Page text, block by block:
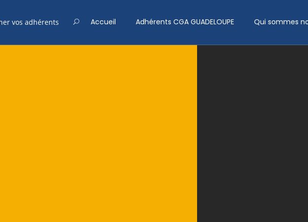
Accueil Adhérents CGA GUADELOUPE Qui sommes